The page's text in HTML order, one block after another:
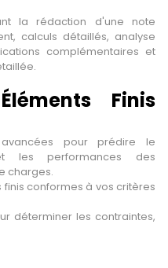
la rédaction d'une note
calculs détaillés, analyse
complémentaires et
Finis
pour prédire le
les performances des
charges.
conformes à vos critères
déterminer les contraintes,